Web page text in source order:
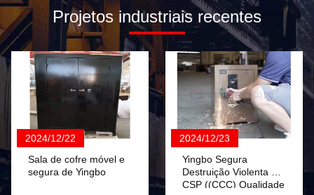
Projetos industriais recentes
2024/12/22
Sala de cofre móvel e
segura de Yingbo
2024/12/23
Yingbo Segura
Destruição Violenta De
CSP ((CCC) Qualidade